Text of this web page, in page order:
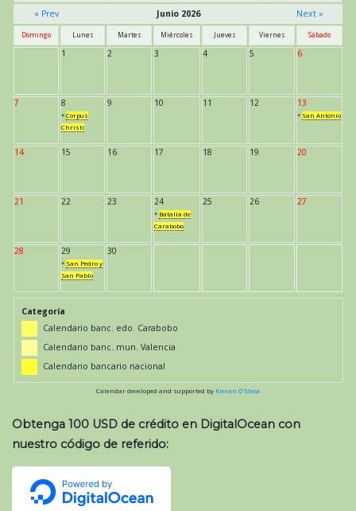
« Prev
Junio 2026 Next »
Domingo Lunes Martes Miércoles Jueves Viernes Sábado
1 2 3 4 5 6
7 8
* Corpus
Christi
9 10 11 12 13
* San Antonio
14 15 16 17 18 19 20
21 22 23 24
* Batalla de
Carabobo
25 26 27
28 29
* San Pedro y
San Pablo
30
Categoría
Calendario banc. edo. Carabobo
Calendario banc. mun. Valencia
Calendario bancario nacional
Calendar developed and supported by Kieran O'Shea
Obtenga 100 USD de crédito en DigitalOcean con
nuestro código de referido: